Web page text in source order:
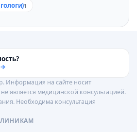
1
Информация на сайте носит
является медицинской консультацией.
Необходима консультация